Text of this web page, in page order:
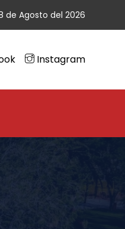
de Agosto del 2026
De Vacaciones En
Instagram